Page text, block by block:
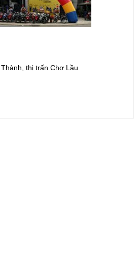
thị trấn Chợ Lầu